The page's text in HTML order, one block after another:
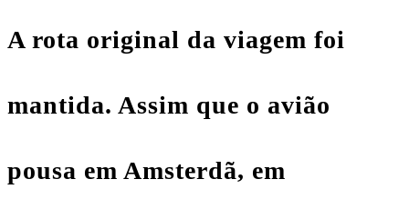
A rota original da viagem foi
mantida. Assim que o avião
pousa em Amsterdã, em